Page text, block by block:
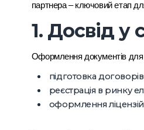
партнера – ключовий етап
1. Досвід у
Оформлення документів для
підготовка
реєстрація в ринку
оформлення ліцензій